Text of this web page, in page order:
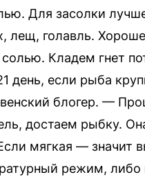
Для засолки
лещ, голавль.
Кладем гнет
день, если рыба
блогер. —
достаем рыбку.
мягкая — значит
режим, либо